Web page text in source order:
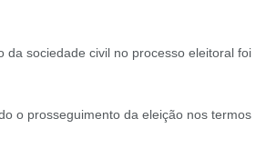
da sociedade civil no processo eleitoral foi
o prosseguimento da eleição nos termos